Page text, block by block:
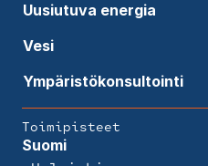
Uusiutuva energia
Vesi
Ympäristökonsultointi
Toimipisteet
Suomi